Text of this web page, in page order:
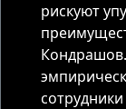
рискуют